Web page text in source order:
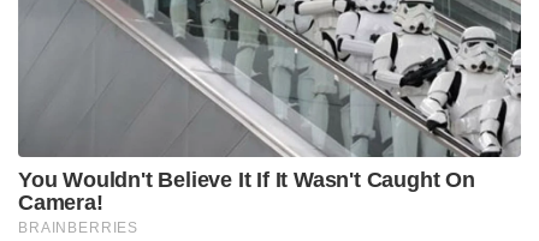
मिलियन मूल्य के परिधान, $822 मिलियन मूल्य के कार्बनिक
रसायन, $332 मिलियन मूल्य के जूते, $305 मिलियन मूल्य के
चमड़े के सामान, $474 मिलियन मूल्य के लोहे और स्टील के
सामान शामिल हैं। मिलियन, और $406 मिलियन मूल्य के
ऑटो घटक। इसलिए, यूरोपीय संघ के देशों को भारत का
निर्यात उपरोक्त क्षेत्रों के लिए प्रभावित हो सकता है।
Tags: इंडिया न्यूज न्यूज